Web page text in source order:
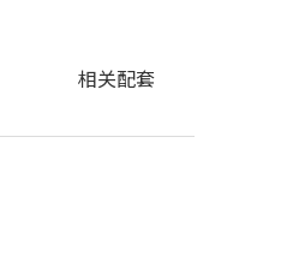
相关配套